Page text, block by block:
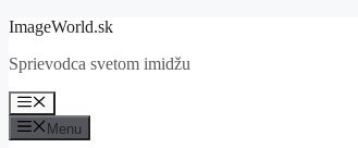
Preskočiť
obsah
ImageWorld.sk
Sprievodca svetom imidžu
Menu
Menu